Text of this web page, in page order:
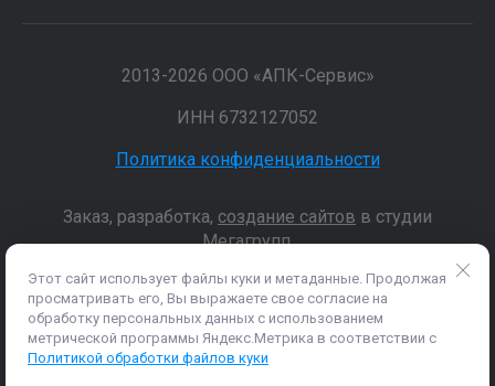
2013-2026 ООО «АПК-Сервис»
ИНН 6732127052
Политика конфиденциальности
Заказ, разработка, создание сайтов в студии
Мегагрупп.
Данные о товарах и услугах, включая цены и технические
характеристики, представленные на сайте, не являются
публичной офертой, определяемой положениями Статьи 437 (2)
ГК РФ, а носят исключительно информационный характер. Для
Этот сайт использует файлы куки и метаданные. Продолжая
просматривать его, Вы выражаете свое согласие на
обработку персональных данных с использованием
метрической программы Яндекс.Метрика в соответствии с
Политикой обработки файлов куки